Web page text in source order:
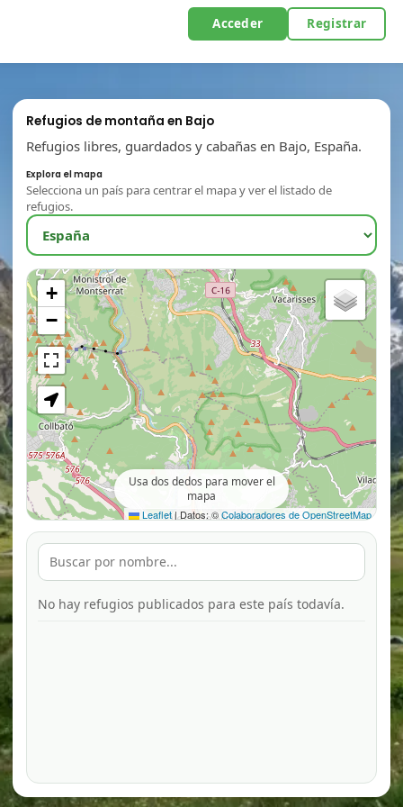
Acceder Registrar
Refugios de montaña en Bajo
Refugios libres, guardados y cabañas en Bajo, España.
Explora el mapa
Selecciona un país para centrar el mapa y ver el listado de
refugios.
+
−
Leaflet|Datos: ©Colaboradores de OpenStreetMap
Usa dos dedos para mover el
mapa
No hay refugios publicados para este país todavía.